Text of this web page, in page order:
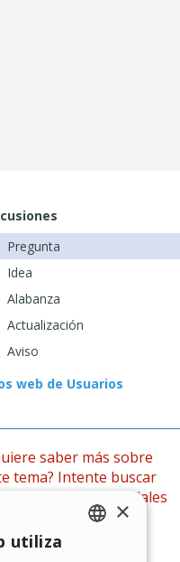
Pregunta
Idea
Alabanza
Actualización
Aviso
web de Usuarios
saber más sobre
tema? Intente buscar
en las Guías oficiales
de WebSite X5.
Ir a las Guías
×
utiliza